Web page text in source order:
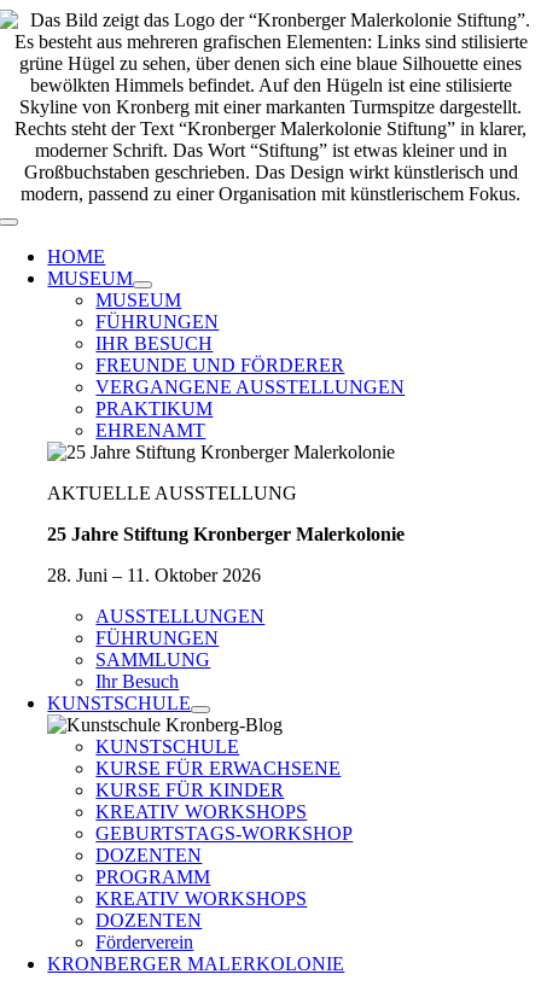
Zum
Inhalt
springen
Toggle
Navigation
HOME
MUSEUM
MUSEUM
FÜHRUNGEN
IHR BESUCH
FREUNDE UND FÖRDERER
VERGANGENE AUSSTELLUNGEN
PRAKTIKUM
EHRENAMT
AKTUELLE AUSSTELLUNG
25 Jahre Stiftung Kronberger Malerkolonie
28. Juni – 11. Oktober 2026
AUSSTELLUNGEN
FÜHRUNGEN
SAMMLUNG
Ihr Besuch
KUNSTSCHULE
KUNSTSCHULE
KURSE FÜR ERWACHSENE
KURSE FÜR KINDER
KREATIV WORKSHOPS
GEBURTSTAGS-WORKSHOP
DOZENTEN
PROGRAMM
KREATIV WORKSHOPS
DOZENTEN
Förderverein
KRONBERGER MALERKOLONIE